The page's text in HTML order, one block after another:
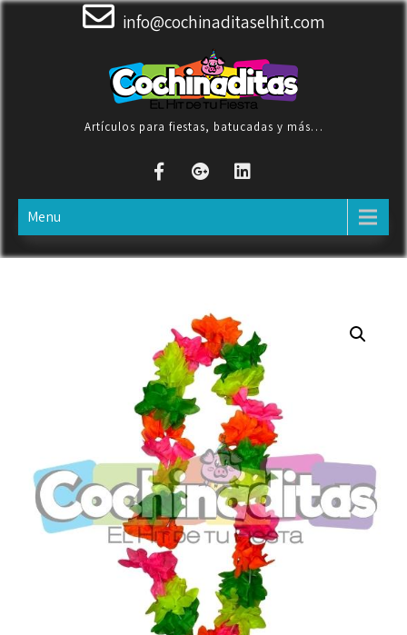
Skip
info@cochinaditaselhit.com
Artículos para fiestas, batucadas y más…
Menu